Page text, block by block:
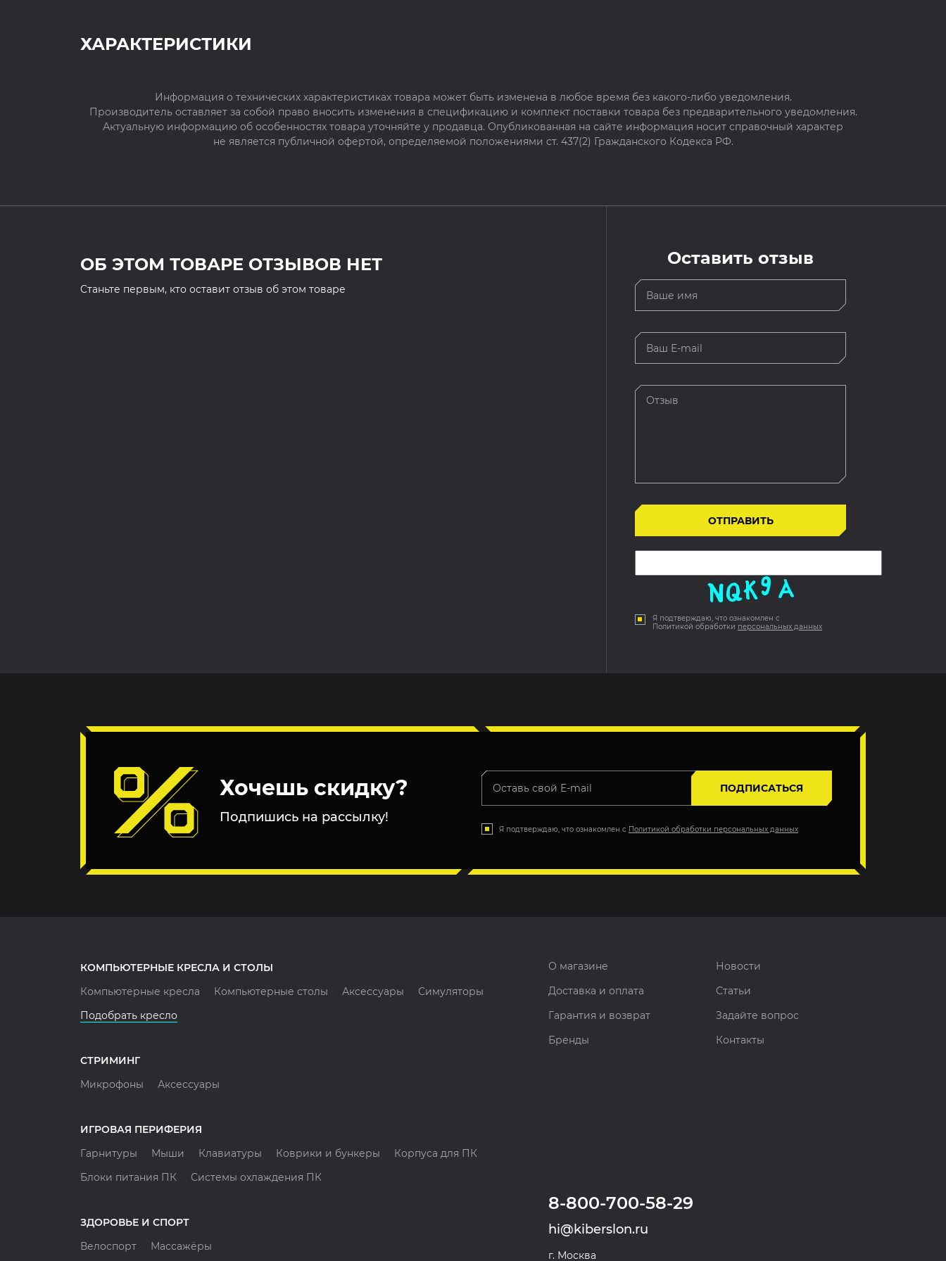
ХАРАКТЕРИСТИКИ
Информация о технических характеристиках товара может быть изменена в любое время без какого-либо уведомления.
Производитель оставляет за собой право вносить изменения в спецификацию и комплект поставки товара без предварительного уведомления.
Актуальную информацию об особенностях товара уточняйте у продавца. Опубликованная на сайте информация носит справочный характер
не является публичной офертой, определяемой положениями ст. 437(2) Гражданского Кодекса РФ.
ОБ ЭТОМ ТОВАРЕ ОТЗЫВОВ НЕТ
Cтаньте первым, кто оставит отзыв об этом товаре
Оставить отзыв
Я подтверждаю, что ознакомлен с
Политикой обработки персональных данных
Хочешь скидку?
Подпишись на рассылку!
ПОДПИСАТЬСЯ
Я подтверждаю, что ознакомлен с Политикой обработки персональных данных
КОМПЬЮТЕРНЫЕ КРЕСЛА И СТОЛЫ
Компьютерные кресла
Компьютерные столы Аксессуары
Симуляторы
Подобрать кресло
СТРИМИНГ
Микрофоны
Аксессуары
ИГРОВАЯ ПЕРИФЕРИЯ
Гарнитуры
Мыши Клавиатуры Коврики и бункеры
Корпуса для ПК
Блоки питания ПК
Системы охлаждения ПК
ЗДОРОВЬЕ И СПОРТ
Велоспорт
Массажёры
О магазине
Новости
Доставка и оплата
Статьи
Гарантия и возврат
Задайте вопрос
Бренды
Контакты
8-800-700-58-29
hi@kiberslon.ru
г. Москва